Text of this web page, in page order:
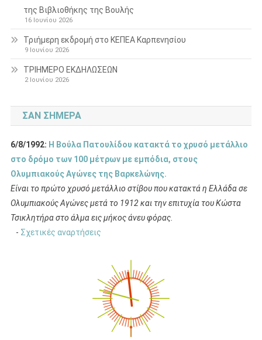
της Βιβλιοθήκης της Βουλής
16 Ιουνίου 2026
Τριήμερη εκδρομή στο ΚΕΠΕΑ Καρπενησίου
9 Ιουνίου 2026
ΤΡΙΗΜΕΡΟ ΕΚΔΗΛΩΣΕΩΝ
2 Ιουνίου 2026
ΣΑΝ ΣΉΜΕΡΑ
6/8/1992: Η Βούλα Πατουλίδου κατακτά το χρυσό μετάλλιο
στο δρόμο των 100 μέτρων με εμπόδια, στους
Ολυμπιακούς Αγώνες της Βαρκελώνης.
Είναι το πρώτο χρυσό μετάλλιο στίβου που κατακτά η Ελλάδα σε
Ολυμπιακούς Αγώνες μετά το 1912 και την επιτυχία του Κώστα
Τσικλητήρα στο άλμα εις μήκος άνευ φόρας.
- Σχετικές αναρτήσεις